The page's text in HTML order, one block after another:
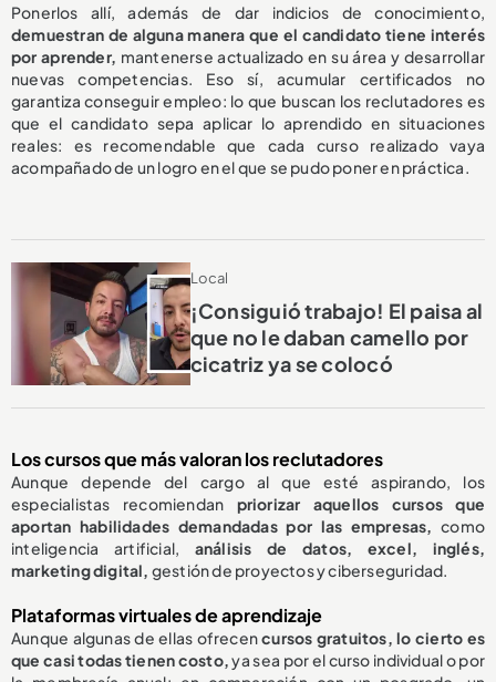
Ponerlos allí, además de dar indicios de conocimiento,
demuestran de alguna manera que el candidato tiene interés
por aprender, mantenerse actualizado en su área y desarrollar
nuevas competencias. Eso sí, acumular certificados no
garantiza conseguir empleo: lo que buscan los reclutadores es
que el candidato sepa aplicar lo aprendido en situaciones
reales: es recomendable que cada curso realizado vaya
acompañado de un logro en el que se pudo poner en práctica.
Local
¡Consiguió trabajo! El paisa al
que no le daban camello por
cicatriz ya se colocó
Los cursos que más valoran los reclutadores
Aunque depende del cargo al que esté aspirando, los
especialistas recomiendan priorizar aquellos cursos que
aportan habilidades demandadas por las empresas, como
inteligencia artificial, análisis de datos, excel, inglés,
marketing digital, gestión de proyectos y ciberseguridad.
Plataformas virtuales de aprendizaje
Aunque algunas de ellas ofrecencursos gratuitos, lo cierto es
que casi todas tienen costo,ya sea por el curso individual o por